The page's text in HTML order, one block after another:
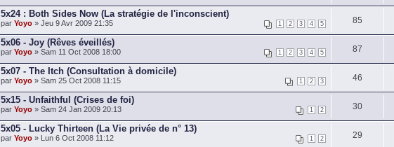
5x24 : Both Sides Now (La stratégie de l'inconscient)
1 2 3 4 5
par Yoyo » Jeu 9 Avr 2009 21:35 85
5x06 - Joy (Rêves éveillés)
1 2 3 4 5
par Yoyo » Sam 11 Oct 2008 18:00 87
5x07 - The Itch (Consultation à domicile)
1 2 3
par Yoyo » Sam 25 Oct 2008 11:15 46
5x15 - Unfaithful (Crises de foi)
1 2
par Yoyo » Sam 24 Jan 2009 20:13 30
5x05 - Lucky Thirteen (La Vie privée de n° 13)
1 2
par Yoyo » Lun 6 Oct 2008 11:12 29